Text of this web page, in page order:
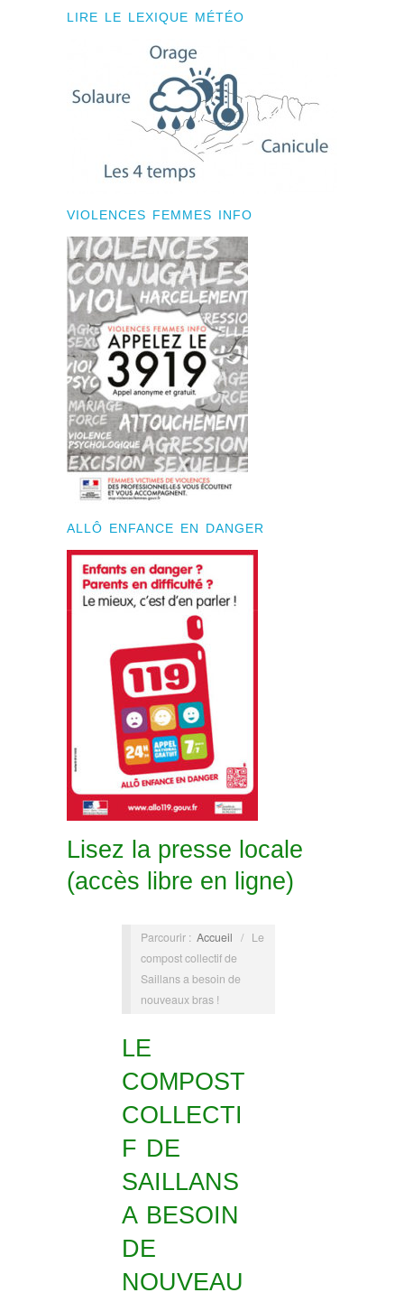
LIRE LE LEXIQUE MÉTÉO
VIOLENCES FEMMES INFO
ALLÔ ENFANCE EN DANGER
Lisez la presse locale
(accès libre en ligne)
Parcourir : Accueil / Le
compost collectif de
Saillans a besoin de
nouveaux bras !
LE
COMPOST
COLLECTI
F DE
SAILLANS
A BESOIN
DE
NOUVEAU